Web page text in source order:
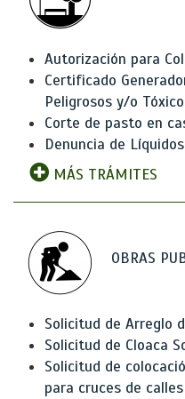
Autorización para
Certificado
Peligrosos y/o
Corte de pasto en
Denuncia de
MÁS TRÁMITES
OBRAS
Solicitud de Arreglo
Solicitud de Cloaca
Solicitud de
para cruces de calles